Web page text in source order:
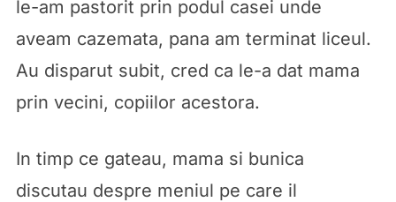
le-am pastorit prin podul casei unde
aveam cazemata, pana am terminat liceul.
Au disparut subit, cred ca le-a dat mama
prin vecini, copiilor acestora.
In timp ce gateau, mama si bunica
discutau despre meniul pe care il